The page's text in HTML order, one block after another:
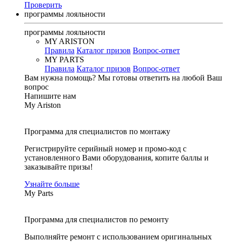
Проверить
программы лояльности
программы лояльности
MY ARISTON
Правила Каталог призов Вопрос-ответ
MY PARTS
Правила Каталог призов Вопрос-ответ
Вам нужна помощь? Мы готовы ответить на любой Ваш
вопрос
Напишите нам
My Ariston
Программа для специалистов по монтажу
Регистрируйте серийный номер и промо-код с
установленного Вами оборудования, копите баллы и
заказывайте призы!
Узнайте больше
My Parts
Программа для специалистов по ремонту
Выполняйте ремонт с использованием оригинальных